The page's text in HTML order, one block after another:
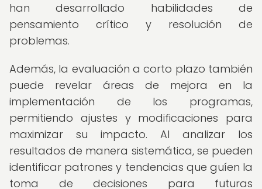
han desarrollado habilidades de
pensamiento crítico y resolución de
problemas.
Además, la evaluación a corto plazo también
puede revelar áreas de mejora en la
implementación de los programas,
permitiendo ajustes y modificaciones para
maximizar su impacto. Al analizar los
resultados de manera sistemática, se pueden
identificar patrones y tendencias que guíen la
toma de decisiones para futuras